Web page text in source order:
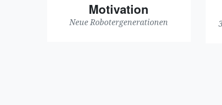
Motivation
Neue Robotergenerationen